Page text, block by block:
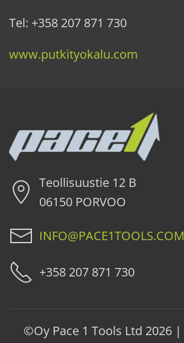
Tel: +358 207 871 730
www.putkityokalu.com
Teollisuustie 12 B
06150 PORVOO
INFO@PACE1TOOLS.COM
+358 207 871 730
©Oy Pace 1 Tools Ltd 2026 |